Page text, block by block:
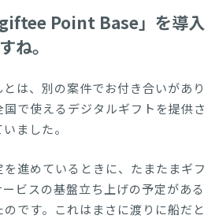
Point Base」を導入
ね。
は、別の案件でお付き合いがあり
で使えるデジタルギフトを提供さ
ました。
を進めているときに、たまたまギフ
ビスの基盤立ち上げの予定がある
です。これはまさに渡りに船だと